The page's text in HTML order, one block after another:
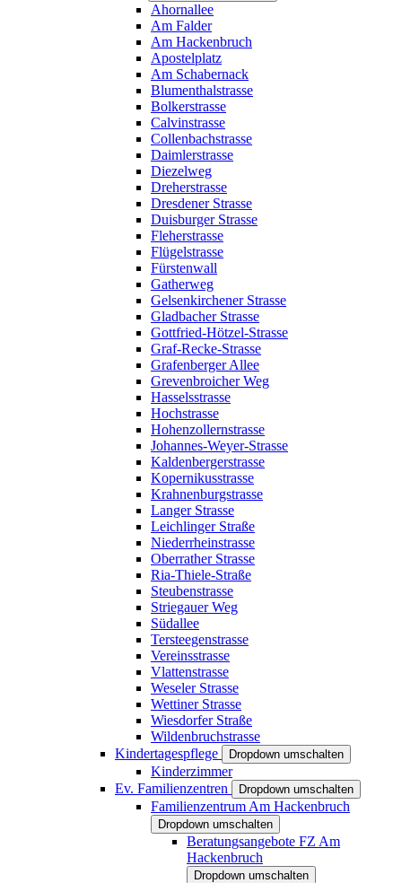
Ahornallee
Am Falder
Am Hackenbruch
Apostelplatz
Am Schabernack
Blumenthalstrasse
Bolkerstrasse
Calvinstrasse
Collenbachstrasse
Daimlerstrasse
Diezelweg
Dreherstrasse
Dresdener Strasse
Duisburger Strasse
Fleherstrasse
Flügelstrasse
Fürstenwall
Gatherweg
Gelsenkirchener Strasse
Gladbacher Strasse
Gottfried-Hötzel-Strasse
Graf-Recke-Strasse
Grafenberger Allee
Grevenbroicher Weg
Hasselsstrasse
Hochstrasse
Hohenzollernstrasse
Johannes-Weyer-Strasse
Kaldenbergerstrasse
Kopernikusstrasse
Krahnenburgstrasse
Langer Strasse
Leichlinger Straße
Niederrheinstrasse
Oberrather Strasse
Ria-Thiele-Straße
Steubenstrasse
Striegauer Weg
Südallee
Tersteegenstrasse
Vereinsstrasse
Vlattenstrasse
Weseler Strasse
Wettiner Strasse
Wiesdorfer Straße
Wildenbruchstrasse
Kindertagespflege
Dropdown umschalten
Kinderzimmer
Ev. Familienzentren
Dropdown umschalten
Familienzentrum Am Hackenbruch
Dropdown umschalten
Beratungsangebote FZ Am
Hackenbruch
Dropdown umschalten